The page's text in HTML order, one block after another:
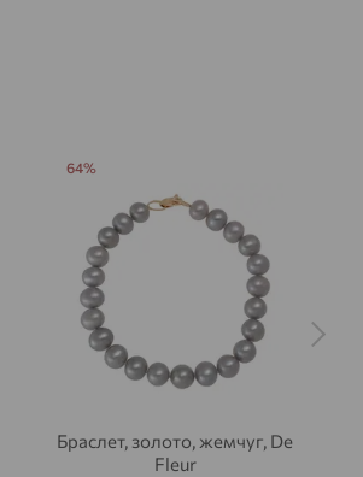
Браслет, золото, жемчуг, De
Fleur
64%